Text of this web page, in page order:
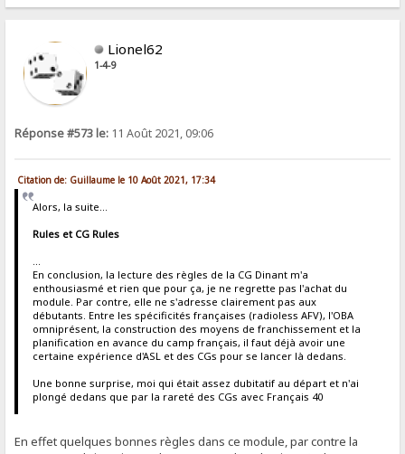
Lionel62
1-4-9
Réponse #573 le: 11 Août 2021, 09:06
Citation de: Guillaume le 10 Août 2021, 17:34
Alors, la suite...
Rules et CG Rules
En conclusion, la lecture des règles de la CG Dinant m'a
enthousiasmé et rien que pour ça, je ne regrette pas l'achat du
module. Par contre, elle ne s'adresse clairement pas aux
débutants. Entre les spécificités françaises (radioless AFV), l'OBA
omniprésent, la construction des moyens de franchissement et la
planification en avance du camp français, il faut déjà avoir une
certaine expérience d'ASL et des CGs pour se lancer là dedans.
Une bonne surprise, moi qui était assez dubitatif au départ et n'ai
plongé dedans que par la rareté des CGs avec Français 40
En effet quelques bonnes règles dans ce module, par contre la